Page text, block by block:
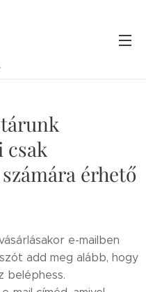
csak
érhető
e-mailben
add meg alább, hogy
beléphess.